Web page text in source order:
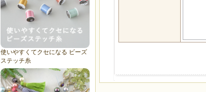
使いやすくてクセになる ビーズ
ステッチ糸